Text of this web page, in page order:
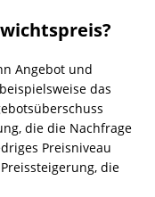
Angebot und
das
die die Nachfrage
Preisniveau
die